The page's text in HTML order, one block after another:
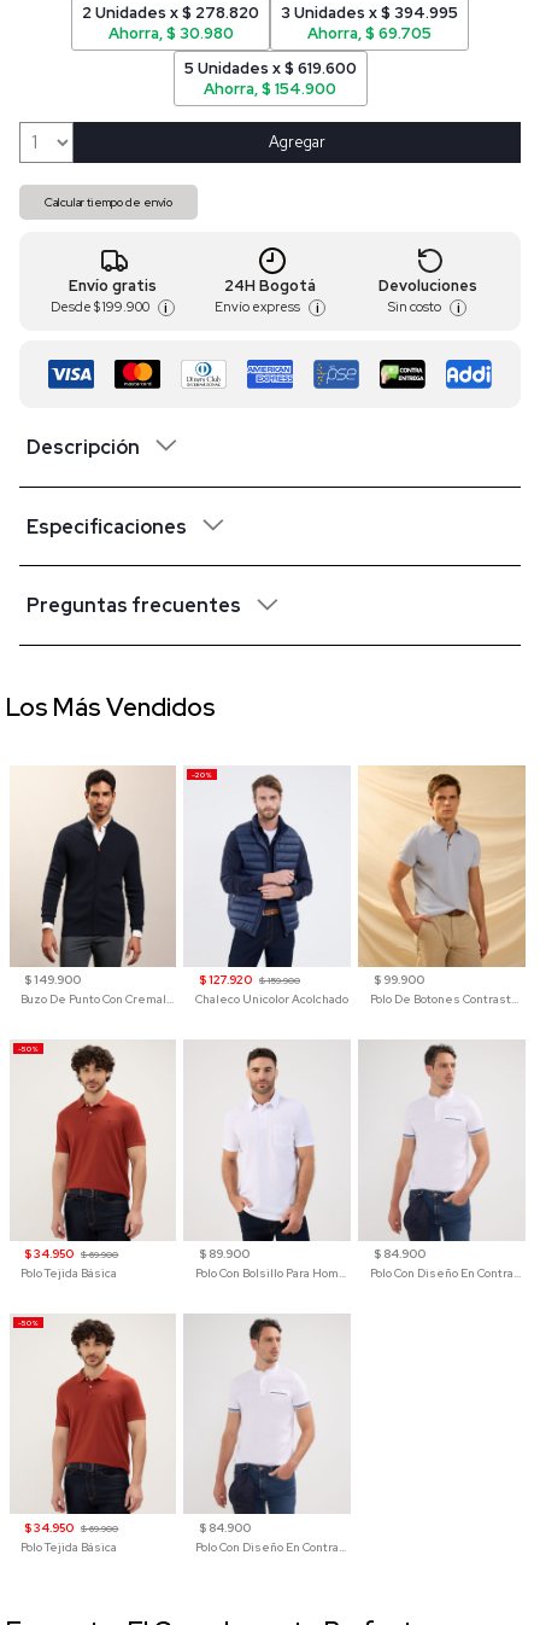
2 Unidades x $ 278.820
Ahorra, $ 30.980
3 Unidades x $ 394.995
Ahorra, $ 69.705
5 Unidades x $ 619.600
Ahorra, $ 154.900
Agregar
Calcular tiempo de envío
Envío gratis
Desde $ 199.900 i
24H Bogotá
Envío express i
Devoluciones
Sin costo i
Descripción
Especificaciones
Preguntas frecuentes
$ 149.900
Buzo De Punto Con Cremallera Para Hombre
-20%
$ 127.920 $ 159.900
Chaleco Unicolor Acolchado
$ 99.900
Polo De Botones Contraste Para Hombre
-50%
$ 34.950 $ 69.900
Polo Tejida Básica
$ 89.900
Polo Con Bolsillo Para Hombre
$ 84.900
Polo Con Diseño En Contraste
-50%
$ 34.950 $ 69.900
Polo Tejida Básica
$ 84.900
Polo Con Diseño En Contraste
Los Más Vendidos